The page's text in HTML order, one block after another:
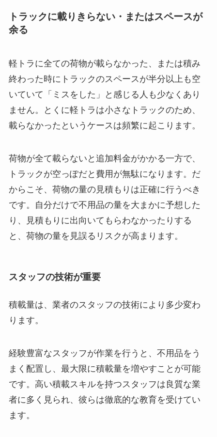
トラックに載りきらない・またはスペースが
余る
軽トラに全ての荷物が載らなかった、または積み
終わった時にトラックのスペースが半分以上も空
いていて「ミスをした」と感じる人も少なくあり
ません。とくに軽トラは小さなトラックのため、
載らなかったというケースは頻繁に起こります。
荷物が全て載らないと追加料金がかかる一方で、
トラックが空っぽだと費用が無駄になります。だ
からこそ、荷物の量の見積もりは正確に行うべき
です。自分だけで不用品の量を大まかに予想した
り、見積もりに出向いてもらわなかったりする
と、荷物の量を見誤るリスクが高まります。
スタッフの技術が重要
積載量は、業者のスタッフの技術により多少変わ
ります。
経験豊富なスタッフが作業を行うと、不用品をう
まく配置し、最大限に積載量を増やすことが可能
です。高い積載スキルを持つスタッフは良質な業
者に多く見られ、彼らは徹底的な教育を受けてい
ます。